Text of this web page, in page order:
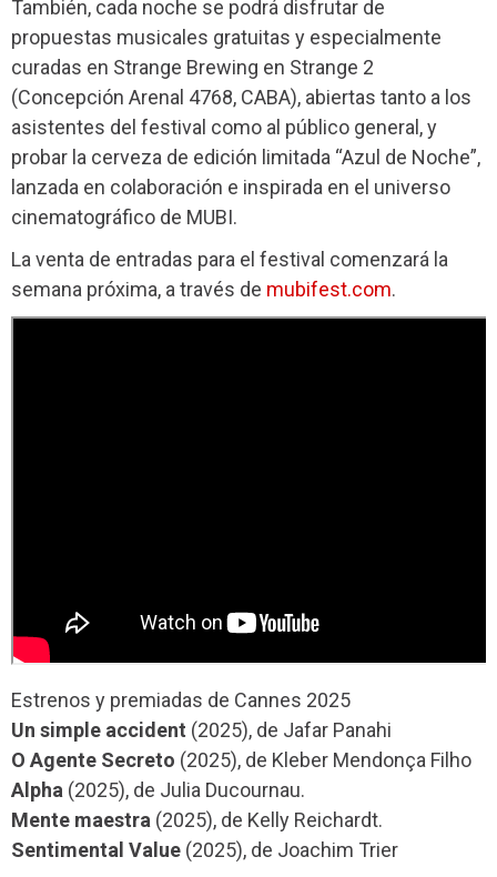
También, cada noche se podrá disfrutar de
propuestas musicales gratuitas y especialmente
curadas en Strange Brewing en Strange 2
(Concepción Arenal 4768, CABA), abiertas tanto a los
asistentes del festival como al público general, y
probar la cerveza de edición limitada “Azul de Noche”,
lanzada en colaboración e inspirada en el universo
cinematográfico de MUBI.
La venta de entradas para el festival comenzará la
semana próxima, a través de mubifest.com.
Estrenos y premiadas de Cannes 2025
Un simple accident (2025), de Jafar Panahi
O Agente Secreto (2025), de Kleber Mendonça Filho
Alpha (2025), de Julia Ducournau.
Mente maestra (2025), de Kelly Reichardt.
Sentimental Value (2025), de Joachim Trier